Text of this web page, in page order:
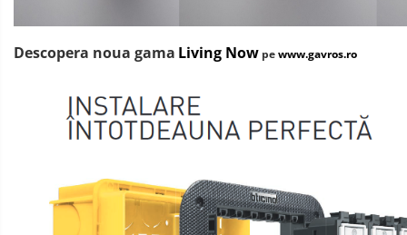
Descopera noua gama Living Now pewww.gavros.ro